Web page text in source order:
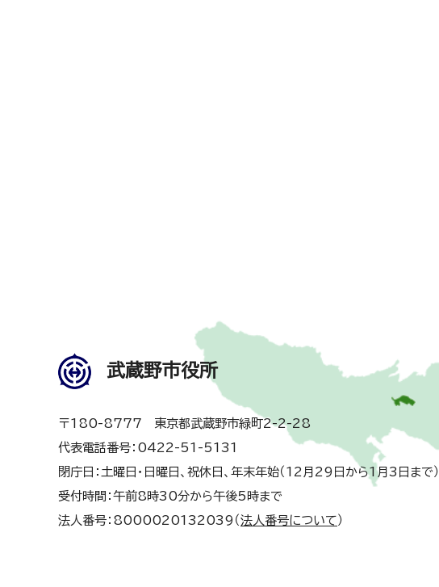
武蔵野市役所
〒180-8777 東京都武蔵野市緑町2-2-28
代表電話番号：0422-51-5131
閉庁日：土曜日・日曜日、祝休日、年末年始（12月29日から1月3日まで）
受付時間：午前8時30分から午後5時まで
法人番号：8000020132039（ 法人番号について ）